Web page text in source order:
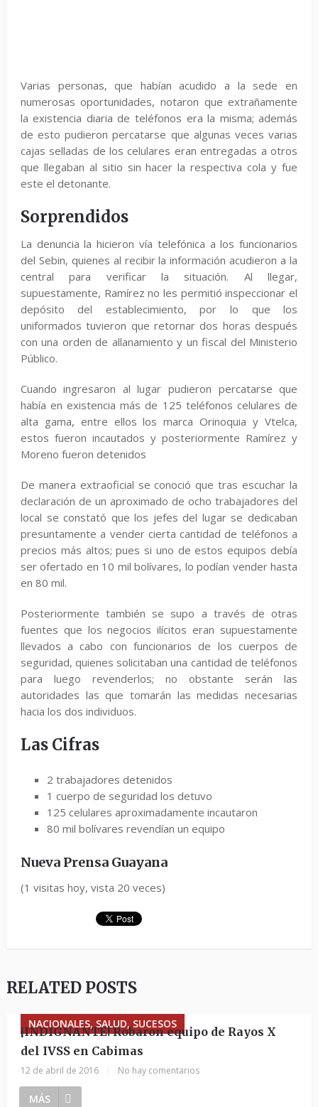
Varias personas, que habían acudido a la sede en
numerosas oportunidades, notaron que extrañamente
la existencia diaria de teléfonos era la misma; además
de esto pudieron percatarse que algunas veces varias
cajas selladas de los celulares eran entregadas a otros
que llegaban al sitio sin hacer la respectiva cola y fue
este el detonante.
Sorprendidos
La denuncia la hicieron vía telefónica a los funcionarios
del Sebin, quienes al recibir la información acudieron a la
central para verificar la situación. Al llegar,
supuestamente, Ramírez no les permitió inspeccionar el
depósito del establecimiento, por lo que los
uniformados tuvieron que retornar dos horas después
con una orden de allanamiento y un fiscal del Ministerio
Público.
Cuando ingresaron al lugar pudieron percatarse que
había en existencia más de 125 teléfonos celulares de
alta gama, entre ellos los marca Orinoquia y Vtelca,
estos fueron incautados y posteriormente Ramírez y
Moreno fueron detenidos
De manera extraoficial se conoció que tras escuchar la
declaración de un aproximado de ocho trabajadores del
local se constató que los jefes del lugar se dedicaban
presuntamente a vender cierta cantidad de teléfonos a
precios más altos; pues si uno de estos equipos debía
ser ofertado en 10 mil bolívares, lo podían vender hasta
en 80 mil.
Posteriormente también se supo a través de otras
fuentes que los negocios ilícitos eran supuestamente
llevados a cabo con funcionarios de los cuerpos de
seguridad, quienes solicitaban una cantidad de teléfonos
para luego revenderlos; no obstante serán las
autoridades las que tomarán las medidas necesarias
hacia los dos individuos.
Las Cifras
2 trabajadores detenidos
1 cuerpo de seguridad los detuvo
125 celulares aproximadamente incautaron
80 mil bolívares revendían un equipo
Nueva Prensa Guayana
(1 visitas hoy, vista 20 veces)
RELATED POSTS
NACIONALES, SALUD, SUCESOS
¡INDIGNANTE! Robaron equipo de Rayos X
del IVSS en Cabimas
12 de abril de 2016 No hay comentarios
MÁS